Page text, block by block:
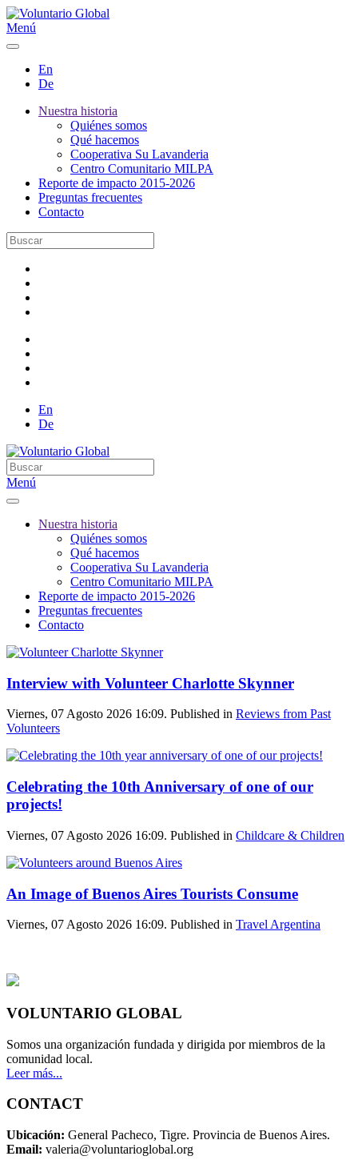
Menú
En
De
Nuestra historia
Quiénes somos
Qué hacemos
Cooperativa Su Lavanderia
Centro Comunitario MILPA
Reporte de impacto 2015-2026
Preguntas frecuentes
Contacto
En
De
Menú
Nuestra historia
Quiénes somos
Qué hacemos
Cooperativa Su Lavanderia
Centro Comunitario MILPA
Reporte de impacto 2015-2026
Preguntas frecuentes
Contacto
Interview with Volunteer Charlotte Skynner
Viernes, 07 Agosto 2026 16:09. Published in Reviews from Past
Volunteers
Celebrating the 10th Anniversary of one of our
projects!
Viernes, 07 Agosto 2026 16:09. Published in Childcare & Children
An Image of Buenos Aires Tourists Consume
Viernes, 07 Agosto 2026 16:09. Published in Travel Argentina
VOLUNTARIO GLOBAL
Somos una organización fundada y dirigida por miembros de la
comunidad local.
Leer más...
CONTACT
Ubicación: General Pacheco, Tigre. Provincia de Buenos Aires.
Email: valeria@voluntarioglobal.org